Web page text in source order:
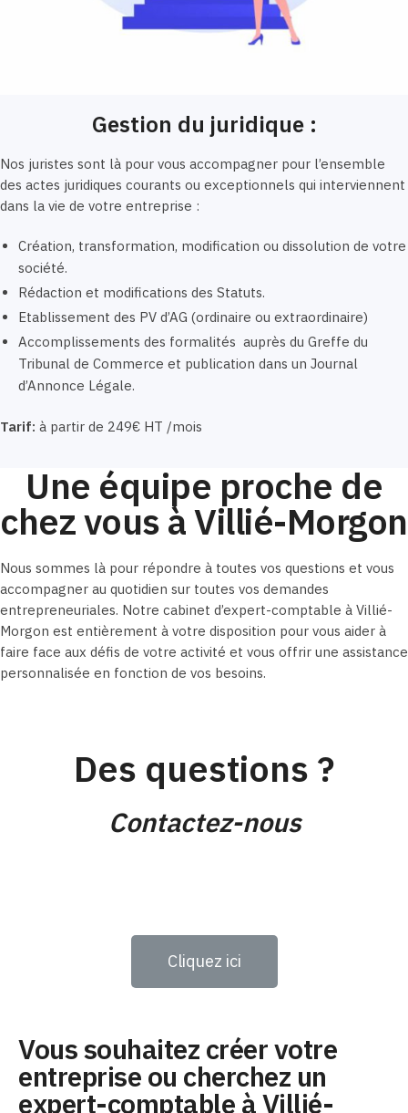
Gestion du juridique :
Nos juristes sont là pour vous accompagner pour l’ensemble
des actes juridiques courants ou exceptionnels qui interviennent
dans la vie de votre entreprise :
Création, transformation, modification ou dissolution de votre
société.
Rédaction et modifications des Statuts.
Etablissement des PV d’AG (ordinaire ou extraordinaire)
Accomplissements des formalités auprès du Greffe du
Tribunal de Commerce et publication dans un Journal
d’Annonce Légale.
Tarif: à partir de 249€ HT /mois
Une équipe proche de
chez vous à Villié-Morgon
Nous sommes là pour répondre à toutes vos questions et vous
accompagner au quotidien sur toutes vos demandes
entrepreneuriales. Notre cabinet d’expert-comptable à Villié-
Morgon est entièrement à votre disposition pour vous aider à
faire face aux défis de votre activité et vous offrir une assistance
personnalisée en fonction de vos besoins.
Des questions ?
Contactez-nous
Cliquez ici
Vous souhaitez créer votre
entreprise ou cherchez un
expert-comptable à Villié-